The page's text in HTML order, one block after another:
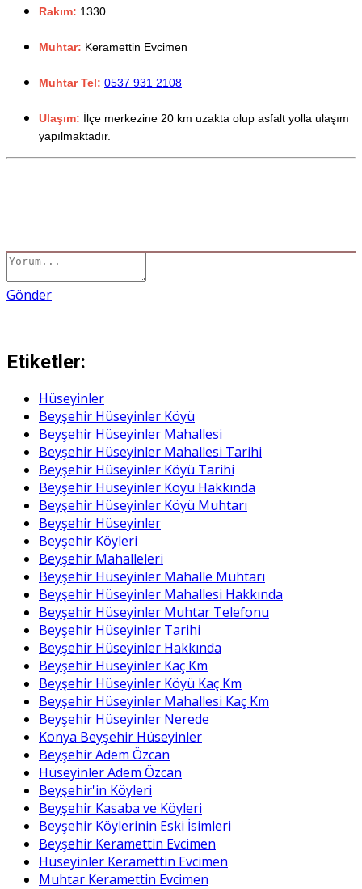
Rakım: 1330
Muhtar: Keramettin Evcimen
Muhtar Tel: 0537 931 2108
Ulaşım: İlçe merkezine 20 km uzakta olup asfalt yolla ulaşım
yapılmaktadır.
Gönder
Etiketler:
Hüseyinler
Beyşehir Hüseyinler Köyü
Beyşehir Hüseyinler Mahallesi
Beyşehir Hüseyinler Mahallesi Tarihi
Beyşehir Hüseyinler Köyü Tarihi
Beyşehir Hüseyinler Köyü Hakkında
Beyşehir Hüseyinler Köyü Muhtarı
Beyşehir Hüseyinler
Beyşehir Köyleri
Beyşehir Mahalleleri
Beyşehir Hüseyinler Mahalle Muhtarı
Beyşehir Hüseyinler Mahallesi Hakkında
Beyşehir Hüseyinler Muhtar Telefonu
Beyşehir Hüseyinler Tarihi
Beyşehir Hüseyinler Hakkında
Beyşehir Hüseyinler Kaç Km
Beyşehir Hüseyinler Köyü Kaç Km
Beyşehir Hüseyinler Mahallesi Kaç Km
Beyşehir Hüseyinler Nerede
Konya Beyşehir Hüseyinler
Beyşehir Adem Özcan
Hüseyinler Adem Özcan
Beyşehir'in Köyleri
Beyşehir Kasaba ve Köyleri
Beyşehir Köylerinin Eski İsimleri
Beyşehir Keramettin Evcimen
Hüseyinler Keramettin Evcimen
Muhtar Keramettin Evcimen